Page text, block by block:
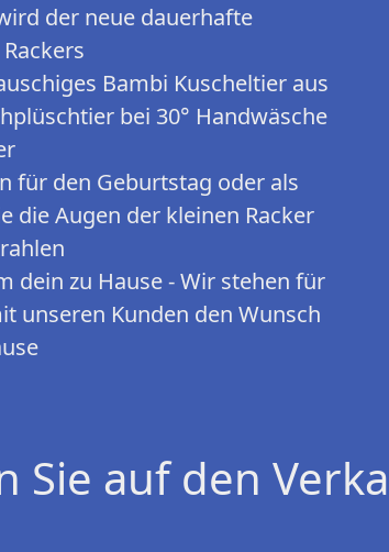
der neue dauerhafte
Bambi Kuscheltier aus
bei 30° Handwäsche
für den Geburtstag oder als
die Augen der kleinen Racker
dein zu Hause - Wir stehen für
unseren Kunden den Wunsch
Sie auf den